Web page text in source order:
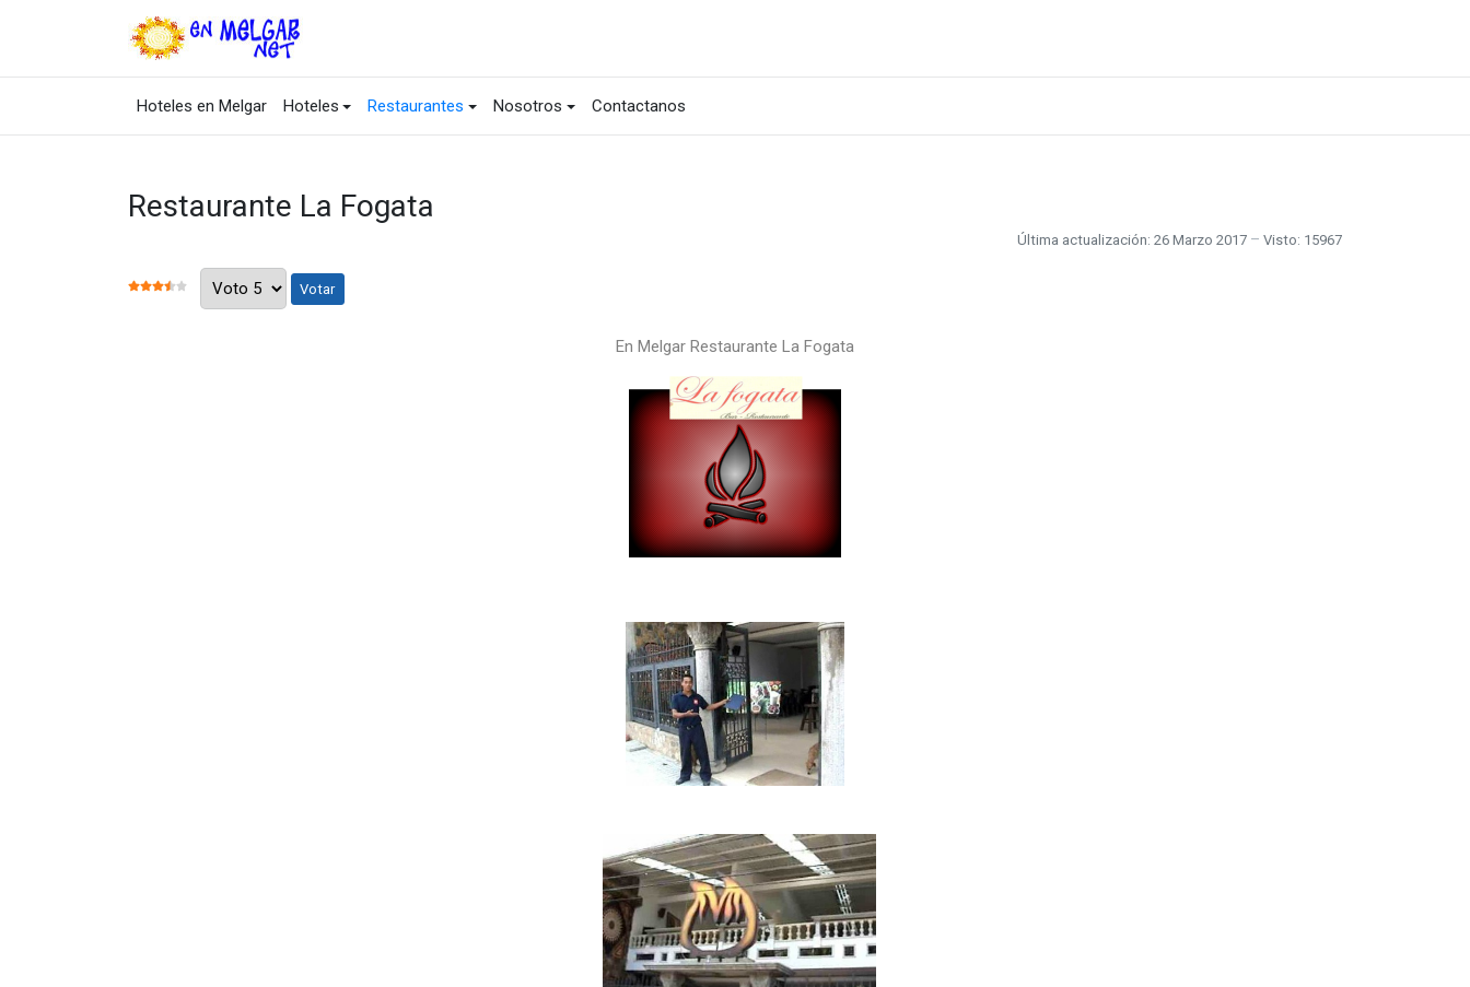
Hoteles en Melgar Hoteles Restaurantes Nosotros Contactanos
Restaurante La Fogata
Última actualización: 26 Marzo 2017 Visto: 15967
RATIO:3.5/
Por favor, vote
En Melgar Restaurante La Fogata